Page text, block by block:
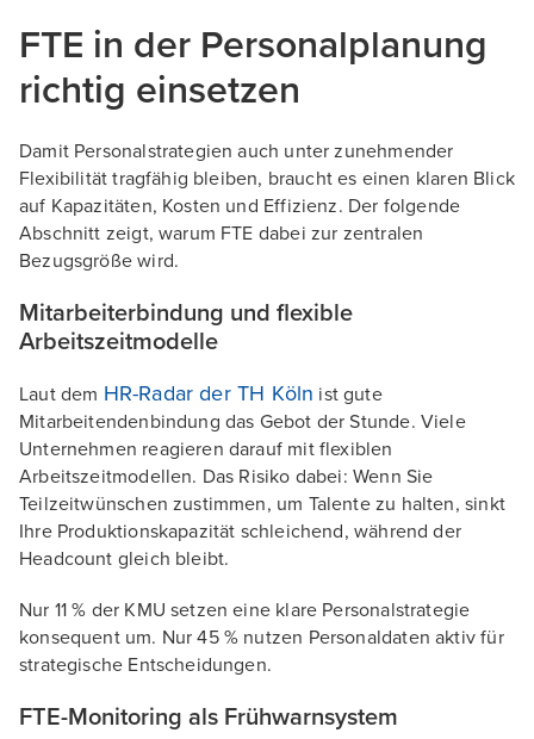
FTE in der Personalplanung
richtig einsetzen
Damit Personalstrategien auch unter zunehmender
Flexibilität tragfähig bleiben, braucht es einen klaren Blick
auf Kapazitäten, Kosten und Effizienz. Der folgende
Abschnitt zeigt, warum FTE dabei zur zentralen
Bezugsgröße wird.
Mitarbeiterbindung und flexible
Arbeitszeitmodelle
Laut dem HR-Radar der TH Köln ist gute
Mitarbeitendenbindung das Gebot der Stunde. Viele
Unternehmen reagieren darauf mit flexiblen
Arbeitszeitmodellen. Das Risiko dabei: Wenn Sie
Teilzeitwünschen zustimmen, um Talente zu halten, sinkt
Ihre Produktionskapazität schleichend, während der
Headcount gleich bleibt.
Nur 11 % der KMU setzen eine klare Personalstrategie
konsequent um. Nur 45 % nutzen Personaldaten aktiv für
strategische Entscheidungen.
FTE-Monitoring als Frühwarnsystem